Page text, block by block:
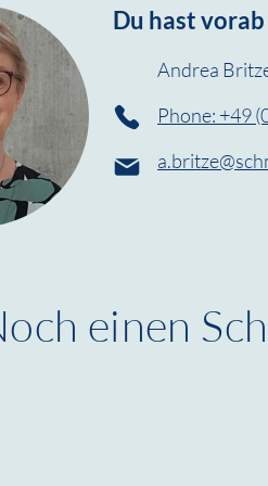
Du hast
Andrea
Phone: +49
einen